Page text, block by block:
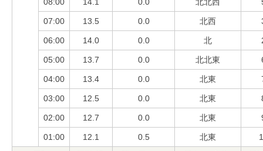
07:00 13.5 0.0 北西
06:00 14.0 0.0 北
05:00 13.7 0.0 北北東
04:00 13.4 0.0 北東
03:00 12.5 0.0 北東
02:00 12.7 0.0 北東
01:00 12.1 0.5 北東